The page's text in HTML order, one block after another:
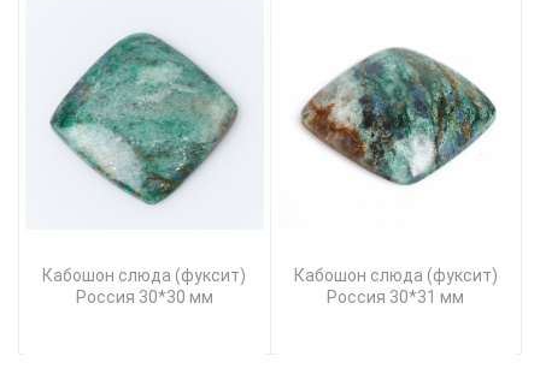
Кабошон слюда (фуксит)
Россия 30*30 мм
Кабошон слюда (фуксит)
Россия 30*31 мм